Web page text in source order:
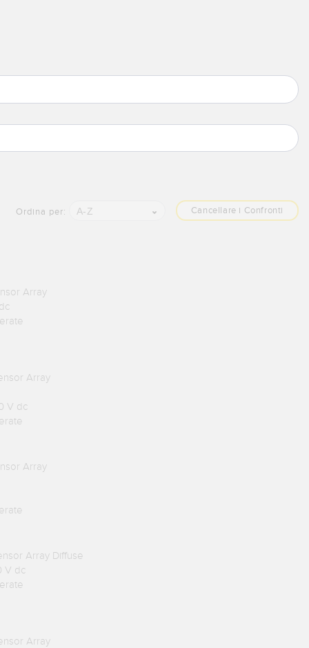
Cancellare i Confronti
Ordina per: A-Z
Array
Array
V dc
Array
Array Diffuse
V dc
Array